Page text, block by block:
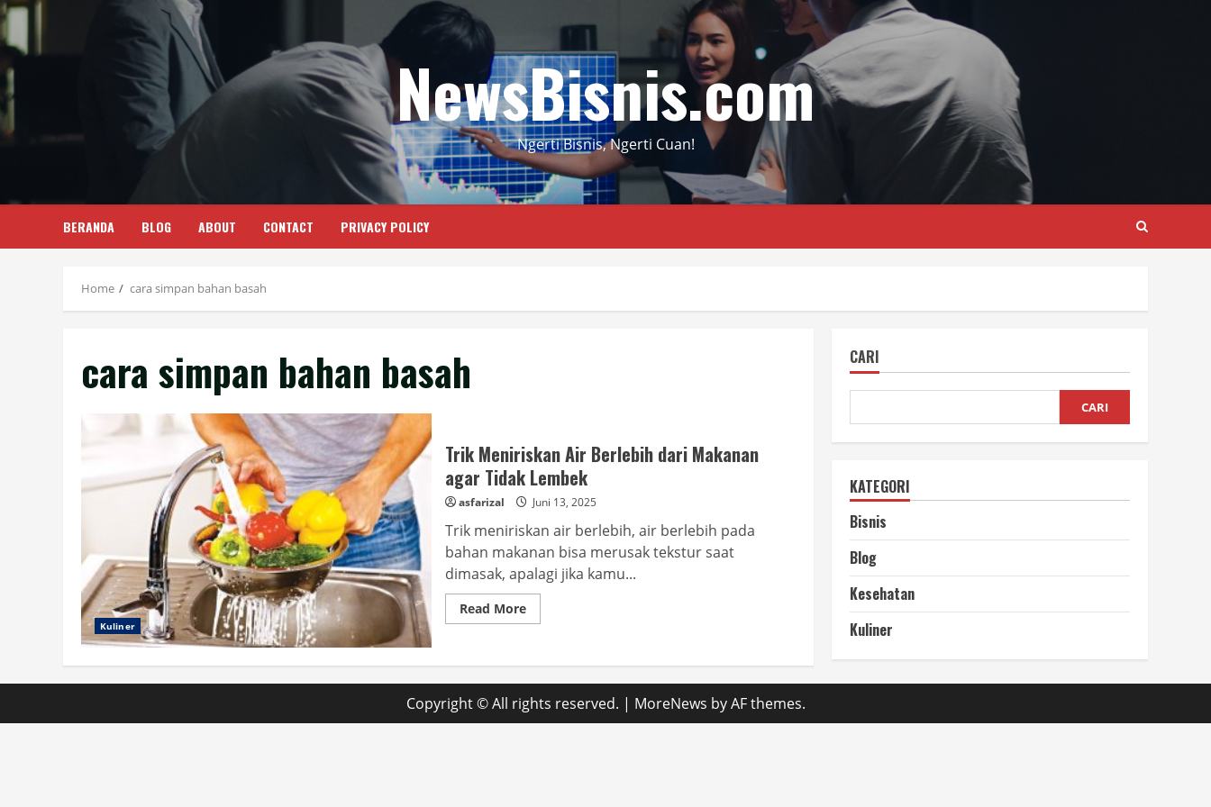
Skip
content
NewsBisnis.com
Ngerti Bisnis, Ngerti Cuan!
BERANDA BLOG ABOUT CONTACT PRIVACY POLICY
Home cara simpan bahan basah
cara simpan bahan basah
Kuliner
Trik Meniriskan Air Berlebih dari Makanan
agar Tidak Lembek
asfarizal Juni 13, 2025
Trik meniriskan air berlebih, air berlebih pada
bahan makanan bisa merusak tekstur saat
dimasak, apalagi jika kamu...
Read MoreRead
more
Air
Berlebih
dari
Makanan
agar
CARI
CARI
KATEGORI
Bisnis
Blog
Kesehatan
Kuliner
Copyright © All rights reserved. | MoreNews by AF themes.